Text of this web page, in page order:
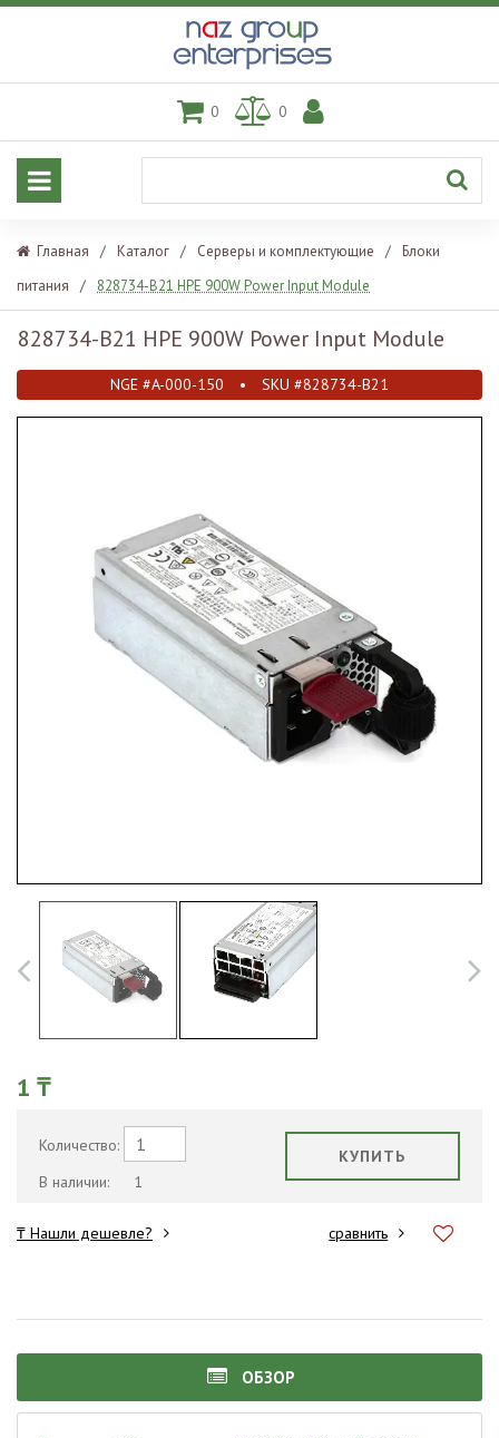
0 0
Главная / Каталог / Серверы и комплектующие /
Блоки
питания
/ 828734-B21 HPE 900W Power Input Module
828734-B21 HPE 900W Power Input Module
NGE #A-000-150 • SKU #828734-B21
1 ₸
Количество:
В наличии:
1
КУПИТЬ
₸ Нашли дешевле? сравнить
ОБЗОР